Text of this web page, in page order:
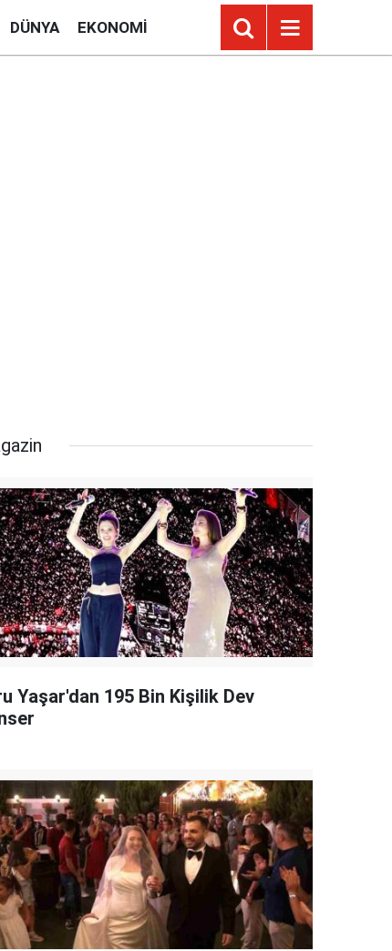
DÜNYA EKONOMI
Yaşar'dan 195 Bin Kişilik Dev